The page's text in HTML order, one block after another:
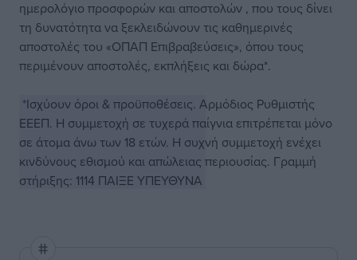
ημερολόγιο προσφορών και αποστολών , που τους δίνει
τη δυνατότητα να ξεκλειδώνουν τις καθημερινές
αποστολές του «ΟΠΑΠ Επιβραβεύσεις», όπου τους
περιμένουν αποστολές, εκπλήξεις και δώρα*.
*Ισχύουν όροι & προϋποθέσεις. Αρμόδιος Ρυθμιστής
ΕΕΕΠ. Η συμμετοχή σε τυχερά παίγνια επιτρέπεται μόνο
σε άτομα άνω των 18 ετών. Η συχνή συμμετοχή ενέχει
κινδύνους εθισμού και απώλειας περιουσίας. Γραμμή
στήριξης: 1114 ΠΑΙΞΕ ΥΠΕΥΘΥΝΑ